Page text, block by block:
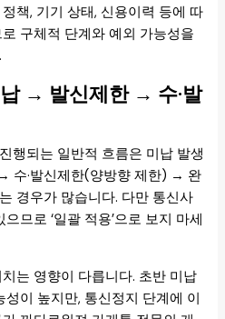
책, 기기 상태, 신용이력 등에 따
구체적 단계와 예외 가능성을
→ 발신제한 → 수·발
행되는 일반적 흐름은 미납 발생
수·발신제한(양방향 제한) → 완
경우가 많습니다. 다만 통신사
므로 ‘일괄 적용’으로 보지 마세
는 영향이 다릅니다. 초반 미납
이 높지만, 통신정지 단계에 이